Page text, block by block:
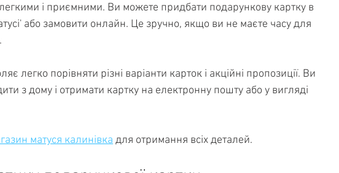
легкими і приємними. Ви можете придбати подарункову картку в
або замовити онлайн. Це зручно, якщо ви не маєте часу для
легко порівняти різні варіанти карток і акційні пропозиції. Ви
з дому і отримати картку на електронну пошту або у вигляді
матуся калинівка для отримання всіх деталей.